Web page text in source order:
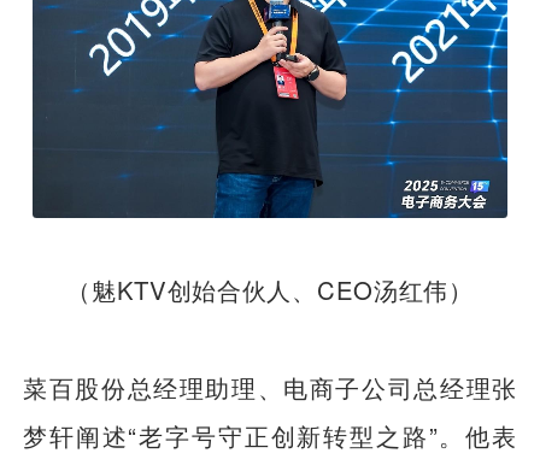
（魅KTV创始合伙人、CEO汤红伟）
菜百股份总经理助理、电商子公司总经理张
梦轩阐述“老字号守正创新转型之路”。他表